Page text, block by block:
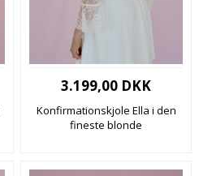
3.199,00 DKK
Konfirmationskjole Ella i den
fineste blonde